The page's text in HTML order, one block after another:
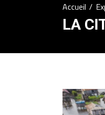
Accueil/
LA